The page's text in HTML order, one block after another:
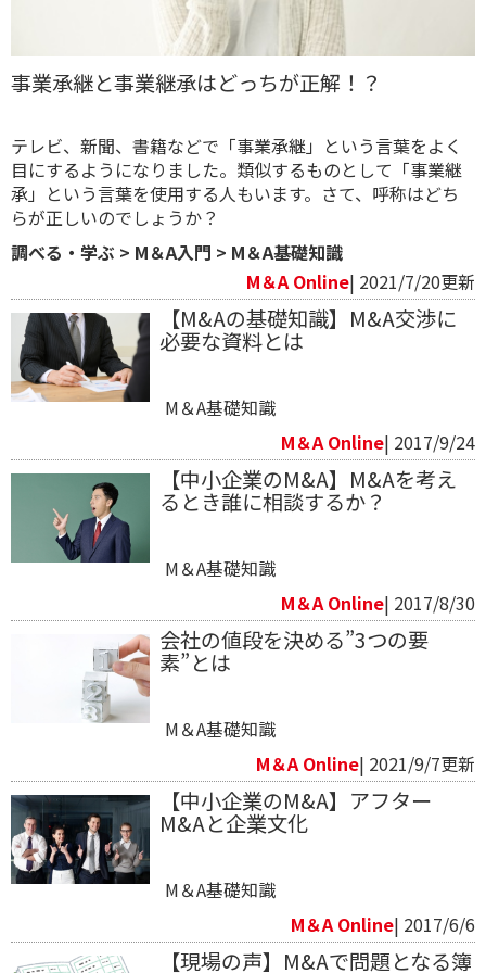
事業承継と事業継承はどっちが正解！？
テレビ、新聞、書籍などで「事業承継」という言葉をよく
目にするようになりました。類似するものとして「事業継
承」という言葉を使用する人もいます。さて、呼称はどち
らが正しいのでしょうか？
調べる・学ぶ > M＆A入門 > M＆A基礎知識
M＆A Online| 2021/7/20更新
【M&Aの基礎知識】M&A交渉に
必要な資料とは
M＆A基礎知識
M＆A Online| 2017/9/24
【中小企業のM&A】M&Aを考え
るとき誰に相談するか？
M＆A基礎知識
M＆A Online| 2017/8/30
会社の値段を決める”3つの要
素”とは
M＆A基礎知識
M＆A Online| 2021/9/7更新
【中小企業のM&A】アフター
M&Aと企業文化
M＆A基礎知識
M＆A Online| 2017/6/6
【現場の声】M&Aで問題となる簿